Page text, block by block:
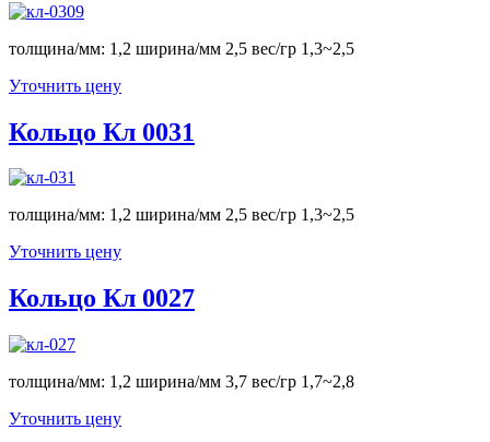
толщина/мм: 1,2 ширина/мм 2,5 вес/гр 1,3~2,5
Уточнить цену
Кольцо Кл 0031
толщина/мм: 1,2 ширина/мм 2,5 вес/гр 1,3~2,5
Уточнить цену
Кольцо Кл 0027
толщина/мм: 1,2 ширина/мм 3,7 вес/гр 1,7~2,8
Уточнить цену